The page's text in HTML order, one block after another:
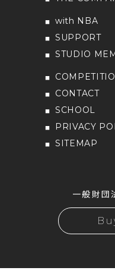
with NBA
SUPPORT
STUDIO
CONTACT
SCHOOL
PRIVACY
SITEMAP
一般財団